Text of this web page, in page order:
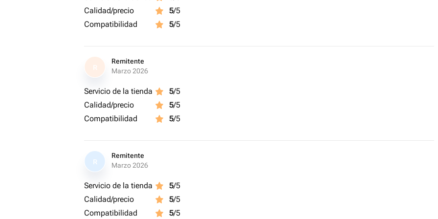
комплекте — дополнительные силиконовые заглушки для
максимального комфорта.
лишних хлопот.
— говорят о вашем вкусе,
— работают с любым нарядом,
— притягивают восхищённые взгляды,
Характеристики:
— Материал: японский бисер Miyuki, серебристый
— Тип: гвоздики (студ)
— Размер: 3 см х 1 см
— Швензы: нержавеющая сталь
Calidad/precio
5/5
Compatibilidad
5/5
R
Remitente
Marzo 2026
Servicio de la tienda 5/5
Calidad/precio
5/5
Compatibilidad
5/5
R
Remitente
Marzo 2026
Servicio de la tienda 5/5
Calidad/precio
5/5
Compatibilidad
5/5